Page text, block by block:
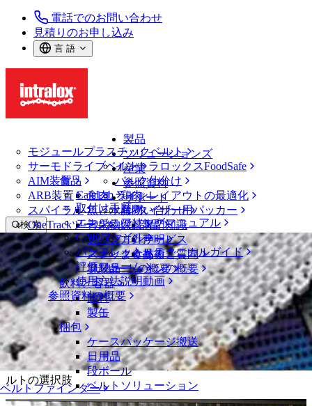
電話でのお問い合わせ
見積りのお申し込み
言 語
製品
モジュールプラスチックベルト
サーモドライブベルト
AIM装置
ARB装置
スパイラル
OneTrackツールおよび部品
ベルトファインダー
ソリューションズ
イントラロックスFoodSafe
バルク仕分け
ラインレイアウトの最適化
パレタイザー用パッカー
専門知識
サービス
技術
ソリューションの概要
産業
食品
食肉、鶏肉
魚と水産物
青果物
製パン
スナック食品
乳製品
飲料と容器
飲料
製缶
梱包
ケースパッケージ搬送
日用品
段ボール
ベルトソリューション
参照資料
CalcLab
取付け手順
エンジニアリングマニュアル
CADファイル
パンフレット・テクニカルガイド
評価フォーム
使用方法説明動画
参照資料の概要
サポート
お問い合わせ
保証
方針声明
よくあるご質問
サポートの概要
検 索
メニューを開く
スパイラル
製品
スパイラル
摩擦駆動
摩擦と専門知識を駆動力に
摩擦駆動スパイラルシステム向けモジュールプラスチックベ
ルトの選択肢